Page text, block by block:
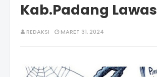
Kab.Padang Lawas
REDAKSI MARET 31, 2024